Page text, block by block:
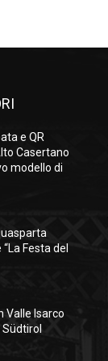
e QR
Casertano
modello di
Festa del
Valle Isarco